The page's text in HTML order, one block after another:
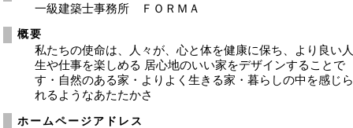
一級建築士事務所 ＦＯＲＭＡ
概要
私たちの使命は、人々が、心と体を健康に保ち、より良い
生や仕事を楽しめる 居心地のいい家をデザインすることで
す・自然のある家・よりよく生きる家・暮らしの中を感じ
れるようなあたたかさ
ホームページアドレス